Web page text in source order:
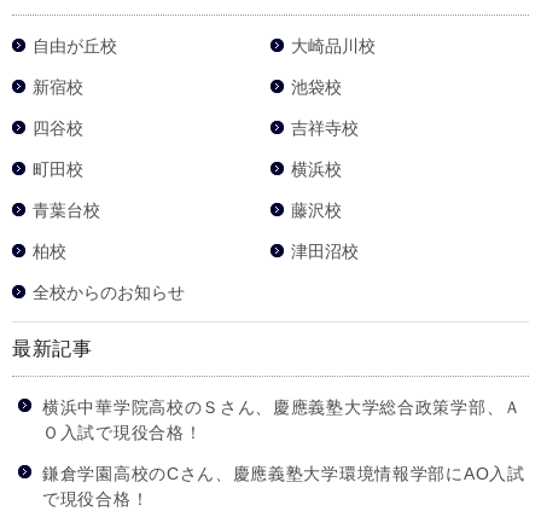
自由が丘校 大崎品川校
新宿校 池袋校
四谷校 吉祥寺校
町田校 横浜校
青葉台校 藤沢校
柏校 津田沼校
全校からのお知らせ
最新記事
横浜中華学院高校のＳさん、慶應義塾大学総合政策学部、Ａ
Ｏ入試で現役合格！
鎌倉学園高校のCさん、慶應義塾大学環境情報学部にAO入試
で現役合格！